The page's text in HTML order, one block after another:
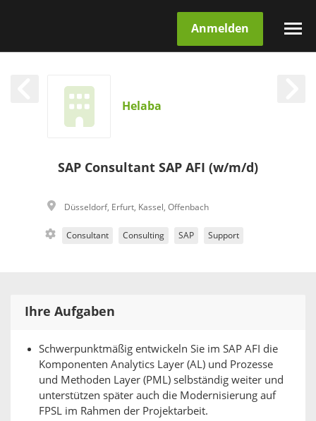
Anmelden
Helaba
SAP Consultant SAP AFI (w/m/d)
Düsseldorf, Erfurt, Kassel ,Offenbach
Consultant Consulting SAP Support
Ihre Aufgaben
Schwerpunktmäßig entwickeln Sie im SAP AFI die
Komponenten Analytics Layer (AL) und Prozesse
und Methoden Layer (PML) selbständig weiter und
unterstützen später auch die Modernisierung auf
FPSL im Rahmen der Projektarbeit.